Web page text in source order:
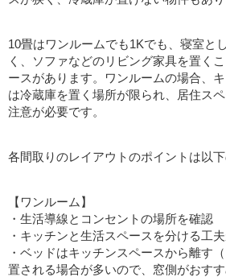
10畳はワンルームでも1Kでも、寝室と
く、ソファなどのリビング家具を置く
ースがあります。ワンルームの場合、
は冷蔵庫を置く場所が限られ、居住ス
注意が必要です。
各間取りのレイアウトのポイントは以下
【ワンルーム】
・生活導線とコンセントの場所を確認
・キッチンと生活スペースを分ける工
・ベッドはキッチンスペースから離す
置される場合が多いので、窓側がおすす